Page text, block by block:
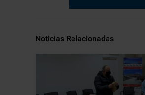
Noticias Relacionadas